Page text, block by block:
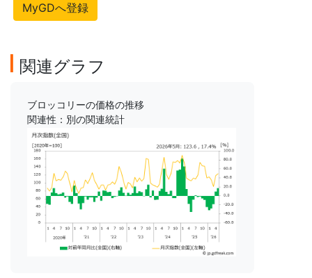
MyGDへ登録
関連グラフ
ブロッコリーの価格の推移
関連性：別の関連統計